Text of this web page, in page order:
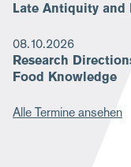
Late Antiquity and
08.10.2026
Research
Food Knowledge
Alle Termine ansehen